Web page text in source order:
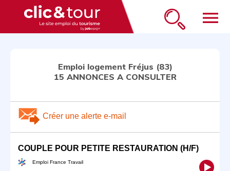
menu
Emploi logement Fréjus (83)
15 ANNONCES A CONSULTER
Créer une alerte e-mail
COUPLE POUR PETITE RESTAURATION (H/F)
Emploi France Travail